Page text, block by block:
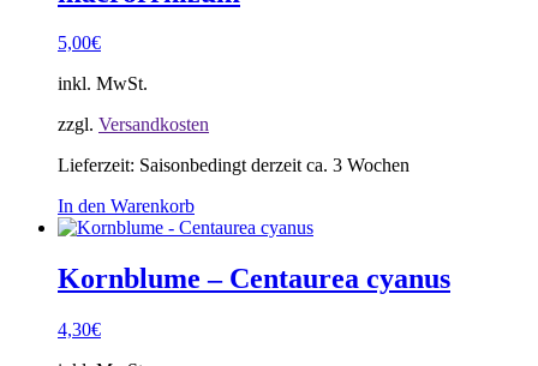
5,00€
inkl. MwSt.
zzgl. Versandkosten
Lieferzeit: Saisonbedingt derzeit ca. 3 Wochen
In den Warenkorb
Kornblume – Centaurea cyanus
4,30€